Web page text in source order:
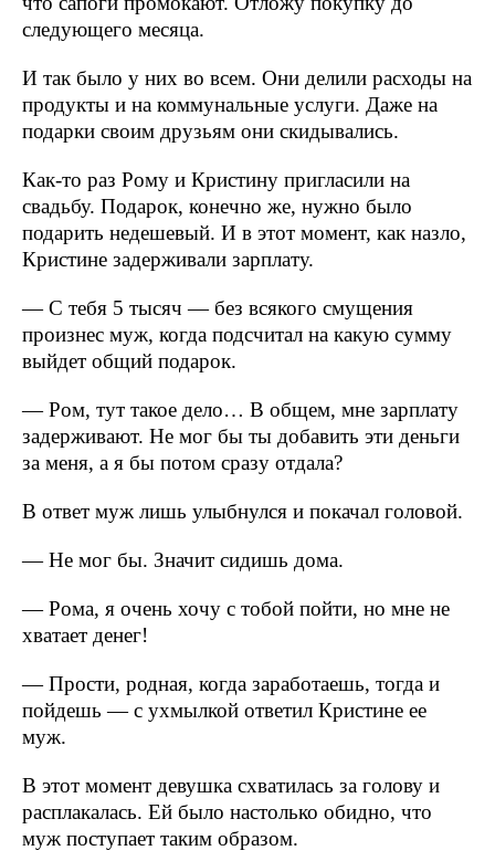
следующего месяца.
И так было у них во всем. Они делили расходы на
продукты и на коммунальные услуги. Даже на
подарки своим друзьям они скидывались.
Как-то раз Рому и Кристину пригласили на
свадьбу. Подарок, конечно же, нужно было
подарить недешевый. И в этот момент, как назло,
Кристине задерживали зарплату.
— С тебя 5 тысяч — без всякого смущения
произнес муж, когда подсчитал на какую сумму
выйдет общий подарок.
— Ром, тут такое дело… В общем, мне зарплату
задерживают. Не мог бы ты добавить эти деньги
за меня, а я бы потом сразу отдала?
В ответ муж лишь улыбнулся и покачал головой.
— Не мог бы. Значит сидишь дома.
— Рома, я очень хочу с тобой пойти, но мне не
хватает денег!
— Прости, родная, когда заработаешь, тогда и
пойдешь — с ухмылкой ответил Кристине ее
муж.
В этот момент девушка схватилась за голову и
расплакалась. Ей было настолько обидно, что
муж поступает таким образом.